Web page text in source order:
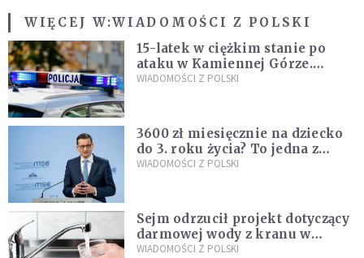
WIĘCEJ W:WIADOMOŚCI Z POLSKI
15-latek w ciężkim stanie po
ataku w Kamiennej Górze.
Policja zatrzymała dwóch
WIADOMOŚCI Z POLSKI
3600 zł miesięcznie na dziecko
do 3. roku życia? To jedna z
propozycji programu "Rozwój
WIADOMOŚCI Z POLSKI
Sejm odrzucił projekt dotyczący
darmowej wody z kranu w
restauracjach
WIADOMOŚCI Z POLSKI